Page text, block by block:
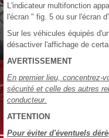
L'indicateur multifonction
l'écran " fig. 5 ou sur l'écran
Sur les véhicules équipés
désactiver l'affichage de
AVERTISSEMENT
En premier lieu, concentrez-
sécurité et celle des autres
conducteur.
ATTENTION
Pour éviter d'éventuels